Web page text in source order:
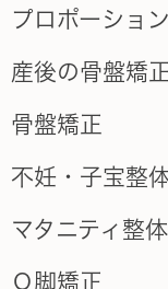
プロポーショ
産後の骨盤矯正
骨盤矯正
不妊・子宝整
マタニティ整体
Ｏ脚矯正